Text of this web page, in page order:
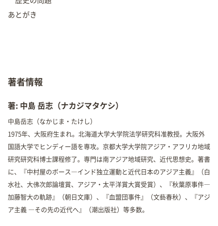
あとがき
著者情報
著: 中島 岳志（ナカジマタケシ）
中島岳志（なかじま・たけし）
1975年、大阪府生まれ。北海道大学大学院法学研究科准教授。大阪外
国語大学でヒンディー語を専攻。京都大学大学院アジア・アフリカ地域
研究研究科博士課程修了。専門は南アジア地域研究、近代思想史。著書
に、『中村屋のボース―インド独立運動と近代日本のアジア主義』（白
水社、大佛次郎論壇賞、アジア・太平洋賞大賞受賞）、『秋葉原事件―
加藤智大の軌跡』（朝日文庫）、『血盟団事件』（文藝春秋）、『アジ
ア主義 ―その先の近代へ』（潮出版社）等多数。